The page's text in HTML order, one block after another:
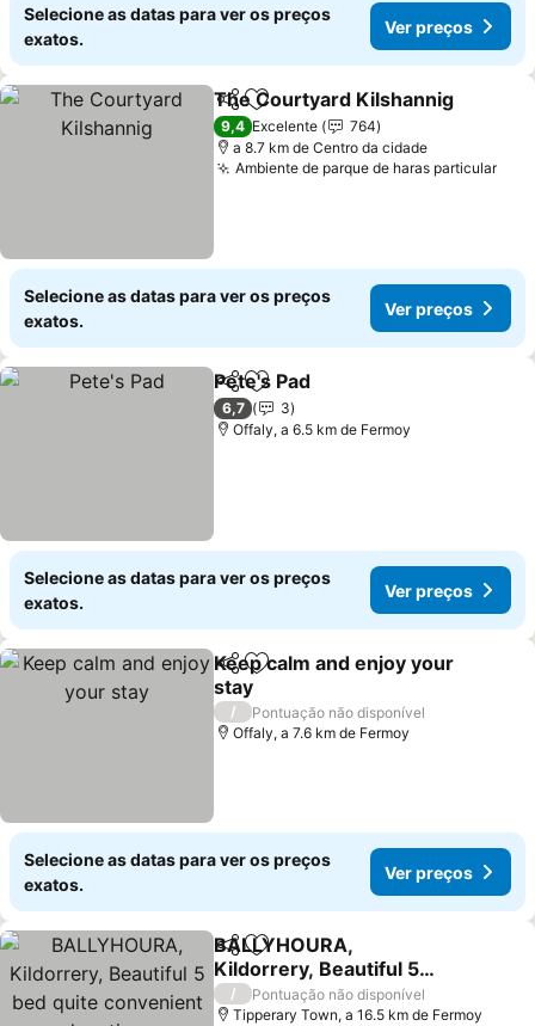
Selecione as datas para ver os preços
exatos.
Ver preços
PartilharAdicionar aos favoritos
The Courtyard Kilshannig
9,4 Excelente
764
a 8.7 km de Centro da cidade
Ambiente de parque de haras particularVer
Selecione as datas para ver os preços
exatos.
Ver preços
PartilharAdicionar aos favoritos
Pete's Pad
6,7
3
Offaly, a 6.5 km de Fermoy
Selecione as datas para ver os preços
exatos.
Ver preços
PartilharAdicionar aos favoritos
Keep calm and enjoy your
stay
Ver preços
/
Pontuação não disponível
Offaly, a 7.6 km de Fermoy
Selecione as datas para ver os preços
exatos.
Ver preços
PartilharAdicionar aos favoritos
BALLYHOURA,
Kildorrery, Beautiful 5
bed quite convenient
location
Ver preços
/
Pontuação não disponível
Tipperary Town, a 16.5 km de Fermoy